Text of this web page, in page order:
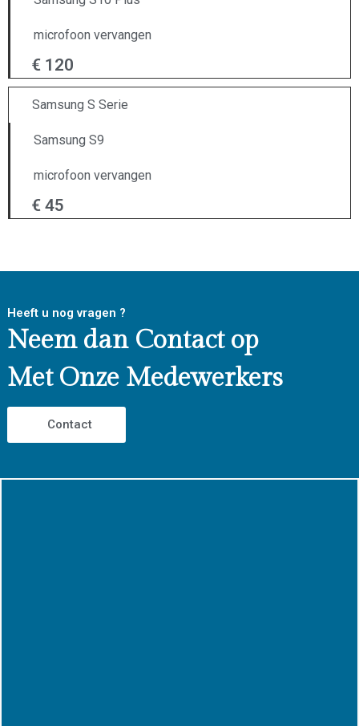
microfoon vervangen
€ 120
Samsung S Serie
Samsung S9
microfoon vervangen
€ 45
Heeft u nog vragen ?
Neem dan Contact op
Met Onze Medewerkers
Contact